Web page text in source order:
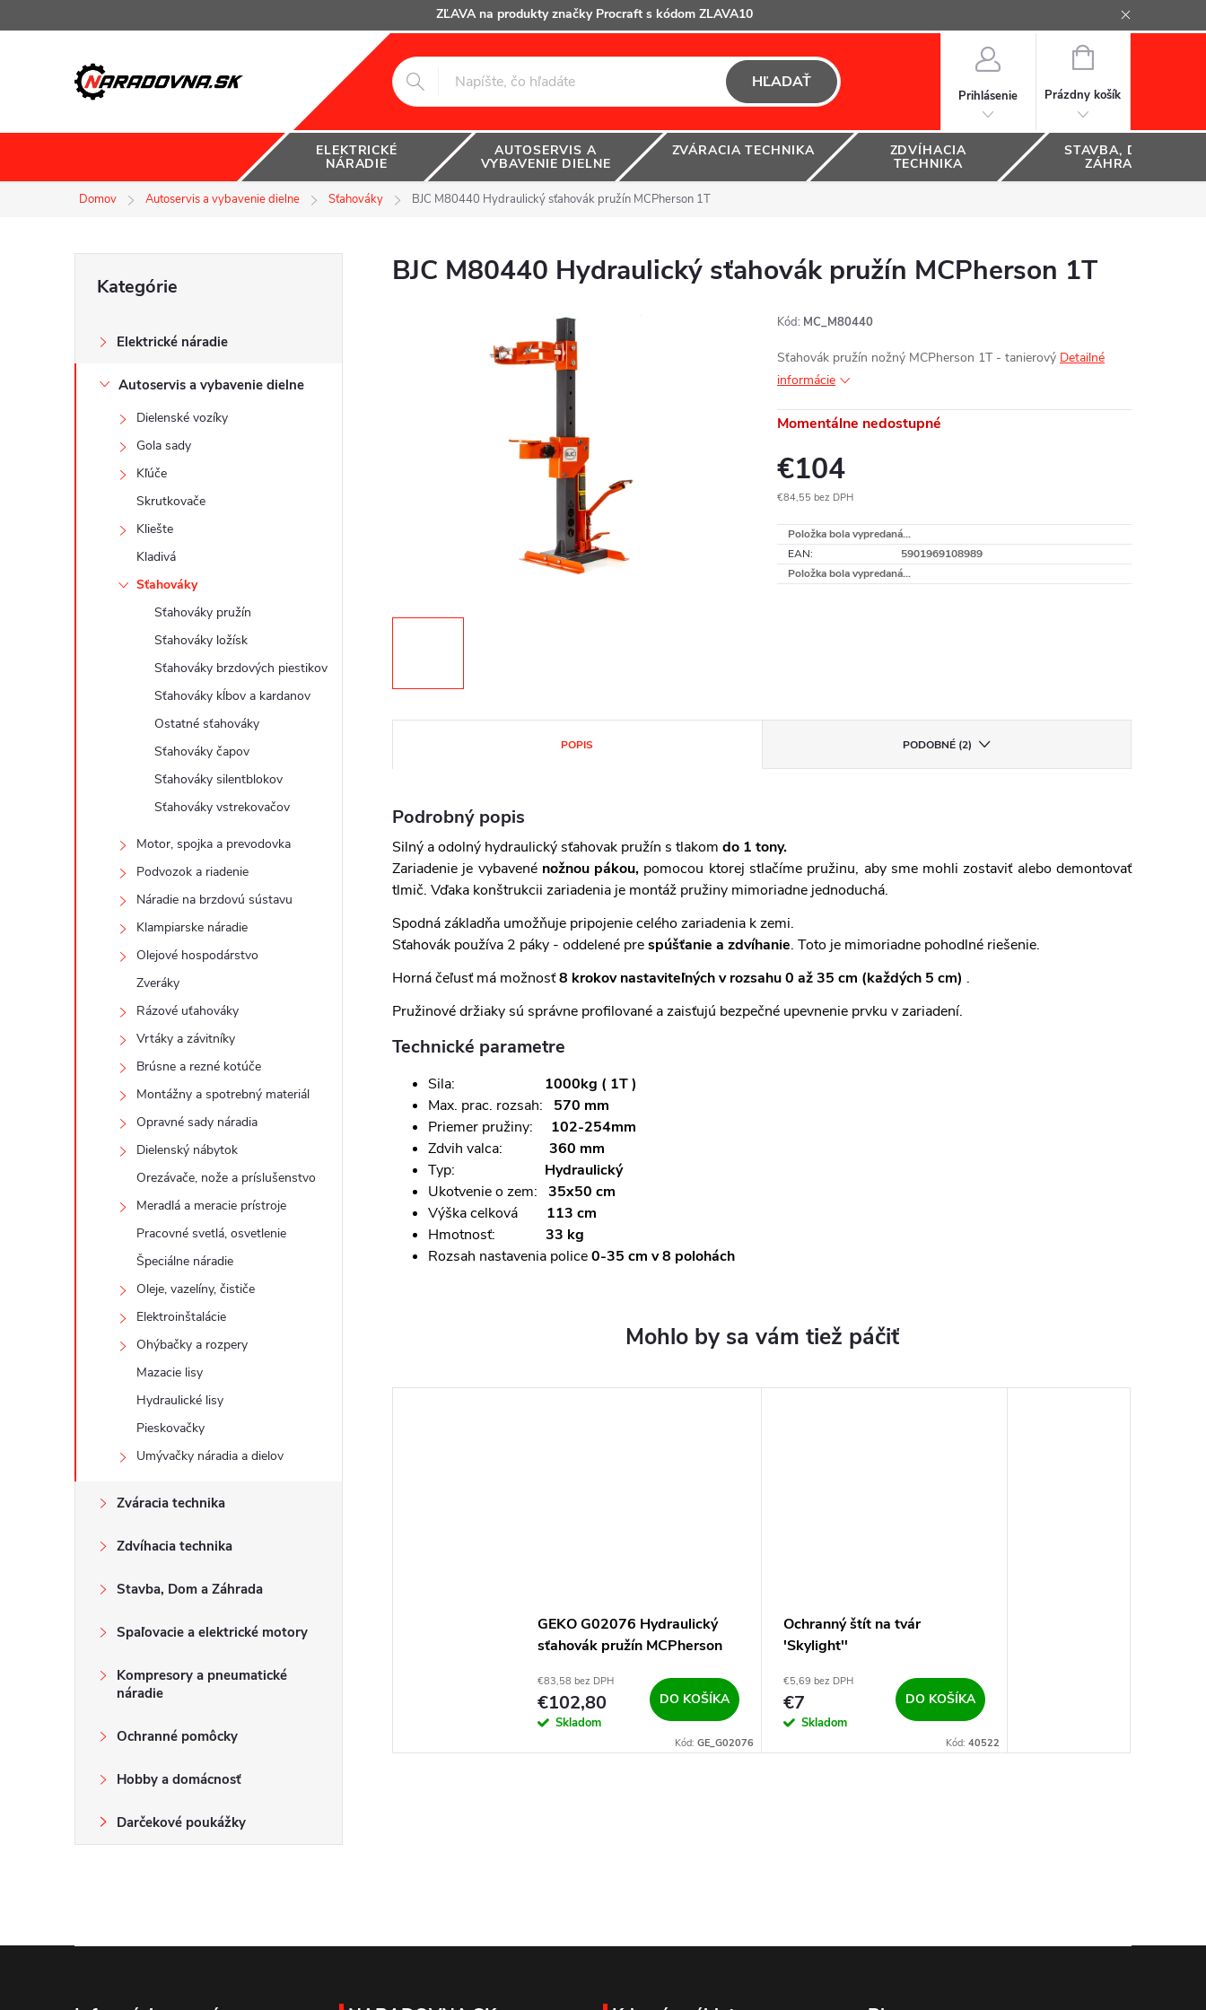
na
ZĽAVA na produkty značky Procraft s kódom ZLAVA10
HĽADAŤ
Prihlásenie
NÁKUPNÝ
Prázdny košík
ELEKTRICKÉ
NÁRADIE
AUTOSERVIS A
VYBAVENIE DIELNE
ZVÁRACIA TECHNIKA ZDVÍHACIA
TECHNIKA
STAVBA, DOM A
ZÁHRADA
Domov Autoservis a vybavenie dielne Sťahováky BJC M80440 Hydraulický sťahovák pružín MCPherson 1T
č
kategórie
Kategórie
Elektrické náradie
Autoservis a vybavenie dielne
Dielenské vozíky
Gola sady
Kľúče
Skrutkovače
Kliešte
Kladivá
Sťahováky
Sťahováky pružín
Sťahováky ložísk
Sťahováky brzdových piestikov
Sťahováky kĺbov a kardanov
Ostatné sťahováky
Sťahováky čapov
Sťahováky silentblokov
Sťahováky vstrekovačov
Motor, spojka a prevodovka
Podvozok a riadenie
Náradie na brzdovú sústavu
Klampiarske náradie
Olejové hospodárstvo
Zveráky
Rázové uťahováky
Vrtáky a závitníky
Brúsne a rezné kotúče
Montážny a spotrebný materiál
Opravné sady náradia
Dielenský nábytok
Orezávače, nože a príslušenstvo
Meradlá a meracie prístroje
Pracovné svetlá, osvetlenie
Špeciálne náradie
Oleje, vazelíny, čističe
Elektroinštalácie
Ohýbačky a rozpery
Mazacie lisy
Hydraulické lisy
Pieskovačky
Umývačky náradia a dielov
Zváracia technika
Zdvíhacia technika
Stavba, Dom a Záhrada
Spaľovacie a elektrické motory
Kompresory a pneumatické
náradie
Ochranné pomôcky
Hobby a domácnosť
Darčekové poukážky
BJC M80440 Hydraulický sťahovák pružín MCPherson 1T
Kód: MC_M80440
Sťahovák pružín nožný MCPherson 1T - tanierový Detailné
informácie
Momentálne nedostupné
€104
€84,55 bez DPH
cena:
Položka bola vypredaná…
EAN:
5901969108989
Položka bola vypredaná…
POPIS PODOBNÉ (2)
Podrobný popis
Silný a odolný hydraulický sťahovak pružín s tlakom do 1 tony.
Zariadenie je vybavené nožnou pákou, pomocou ktorej stlačíme pružinu, aby sme mohli zostaviť alebo demontovať
tlmič. Vďaka konštrukcii zariadenia je montáž pružiny mimoriadne jednoduchá.
Spodná základňa umožňuje pripojenie celého zariadenia k zemi.
Sťahovák používa 2 páky - oddelené prespúšťanie a zdvíhanie. Toto je mimoriadne pohodlné riešenie.
Horná čeľusť má možnosť8 krokov nastaviteľných v rozsahu 0 až 35 cm (každých 5 cm) .
Pružinové držiaky sú správne profilované a zaisťujú bezpečné upevnenie prvku v zariadení.
Technické parametre
Sila: 1000kg ( 1T )
Max. prac. rozsah: 570 mm
Priemer pružiny: 102-254mm
Zdvih valca: 360 mm
Typ: Hydraulický
Ukotvenie o zem: 35x50 cm
Výška celková 113 cm
Hmotnosť: 33 kg
Rozsah nastavenia police0-35 cm v 8 polohách
GEKO G02076 Hydraulický
sťahovák pružín MCPherson
€83,58 bez DPH
€102,80
Skladom
DO KOŠÍKA
Kód: GE_G02076
Ochranný štít na tvár
'Skylight''
€5,69 bez DPH
€7
Skladom
DO KOŠÍKA
Kód: 40522